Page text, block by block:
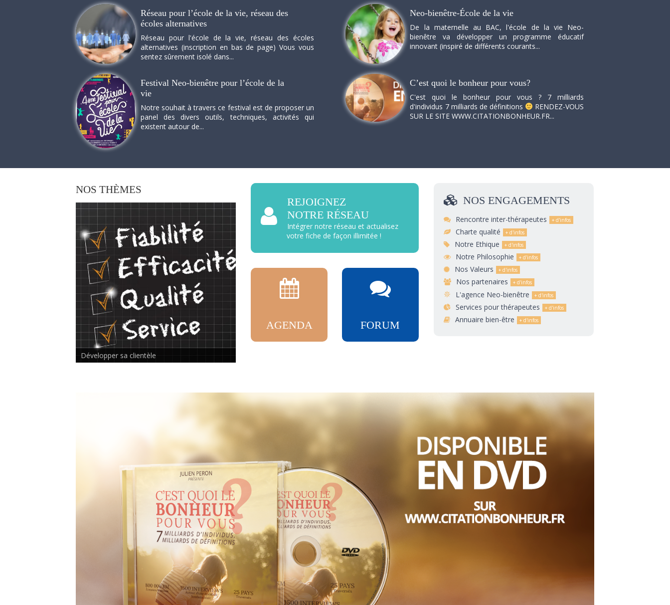
Réseau pour l’école de la vie, réseau des
écoles alternatives
Réseau pour l'école de la vie, réseau des écoles
alternatives (inscription en bas de page) Vous vous
sentez sûrement isolé dans...
Neo-bienêtre-École de la vie
De la maternelle au BAC, l'école de la vie Neo-
bienêtre va développer un programme éducatif
innovant (inspiré de différents courants...
Festival Neo-bienêtre pour l’école de la
vie
Notre souhait à travers ce festival est de proposer un
panel des divers outils, techniques, activités qui
existent autour de...
C’est quoi le bonheur pour vous?
C'est quoi le bonheur pour vous ? 7 milliards
d'individus 7 milliards de définitions
RENDEZ-VOUS
SUR LE SITE WWW.CITATIONBONHEUR.FR...
NOS THÈMES
Rencontre inter-thérapeutes
REJOIGNEZ
NOTRE RÉSEAU
Intégrer notre réseau et actualisez
votre fiche de façon illimitée !
AGENDA FORUM
NOS ENGAGEMENTS
Rencontre inter-thérapeutes
Charte qualité
Notre Ethique
Notre Philosophie
Nos Valeurs
Nos partenaires
L'agence Neo-bienêtre
Services pour thérapeutes
Annuaire bien-être